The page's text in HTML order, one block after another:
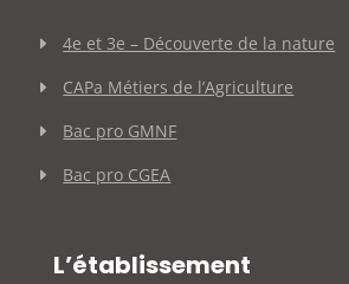
4e et 3e – Découverte de la nature
CAPa Métiers de l’Agriculture
Bac pro GMNF
Bac pro CGEA
L’établissement